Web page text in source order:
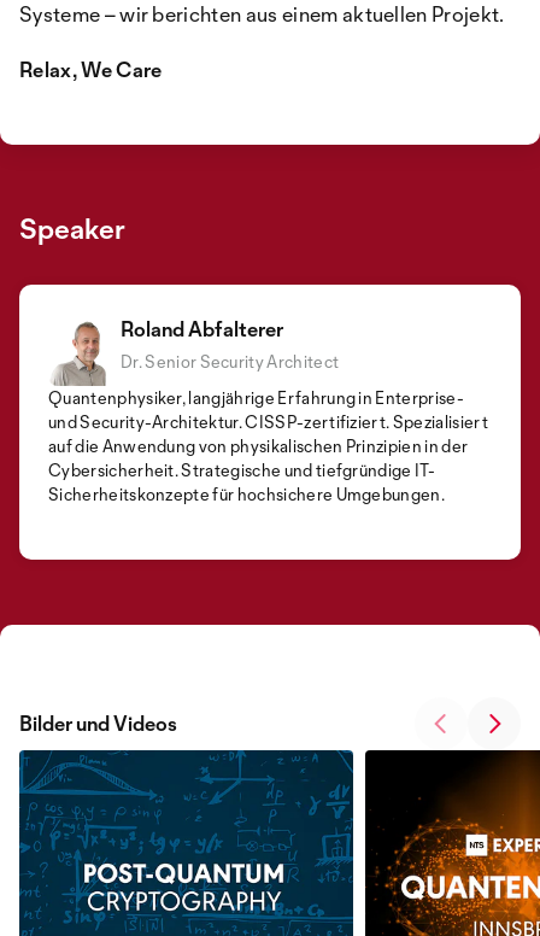
Systeme – wir berichten aus einem aktuellen Projekt.
Relax, We Care
Speaker
Roland Abfalterer
Dr. Senior Security Architect
Quantenphysiker, langjährige Erfahrung in Enterprise-
und Security-Architektur. CISSP-zertifiziert. Spezialisiert
auf die Anwendung von physikalischen Prinzipien in der
Cybersicherheit. Strategische und tiefgründige IT-
Sicherheitskonzepte für hochsichere Umgebungen.
Bilder und Videos